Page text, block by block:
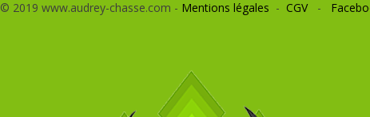
© 2019 www.audrey-chasse.com - Mentions légales - CGV-